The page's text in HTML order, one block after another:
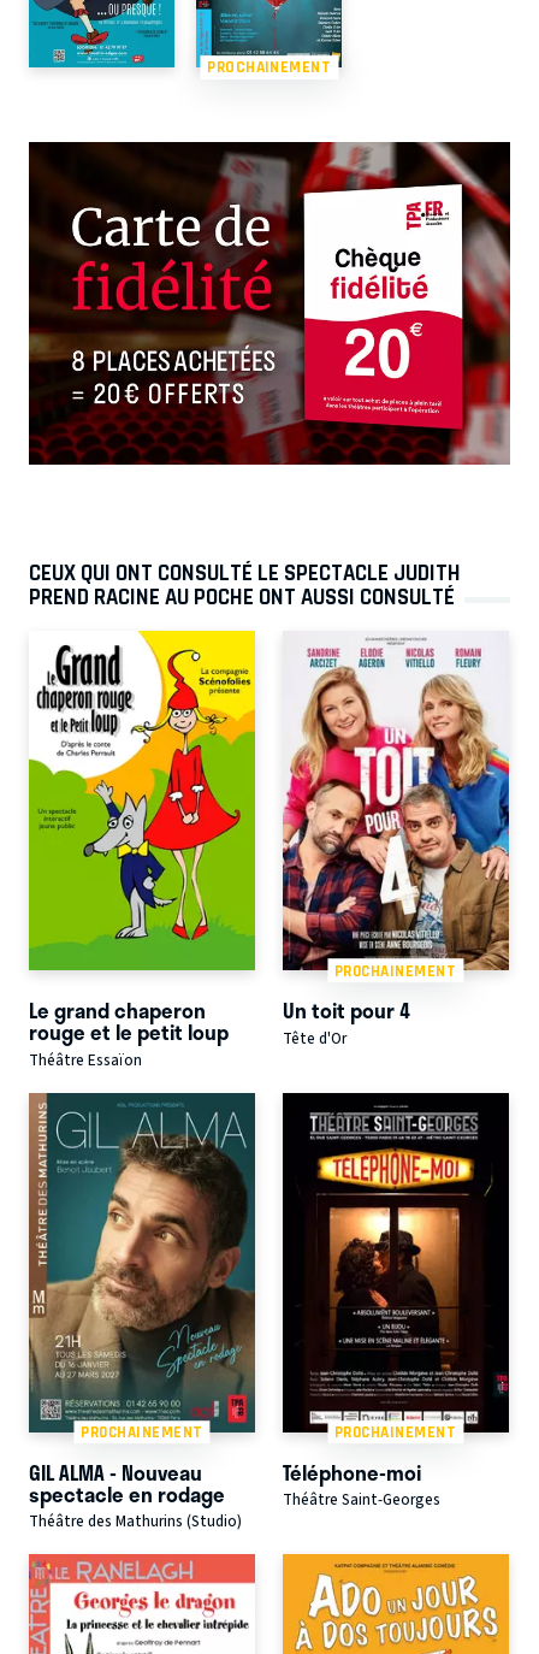
PROCHAINEMENT
CEUX QUI ONT CONSULTÉ LE SPECTACLE JUDITH
PREND RACINE AU POCHE ONT AUSSI CONSULTÉ
Le grand chaperon
rouge et le petit loup
Théâtre Essaïon
PROCHAINEMENT
Un toit pour 4
Tête d'Or
PROCHAINEMENT
GIL ALMA - Nouveau
spectacle en rodage
Théâtre des Mathurins (Studio)
PROCHAINEMENT
Téléphone-moi
Théâtre Saint-Georges